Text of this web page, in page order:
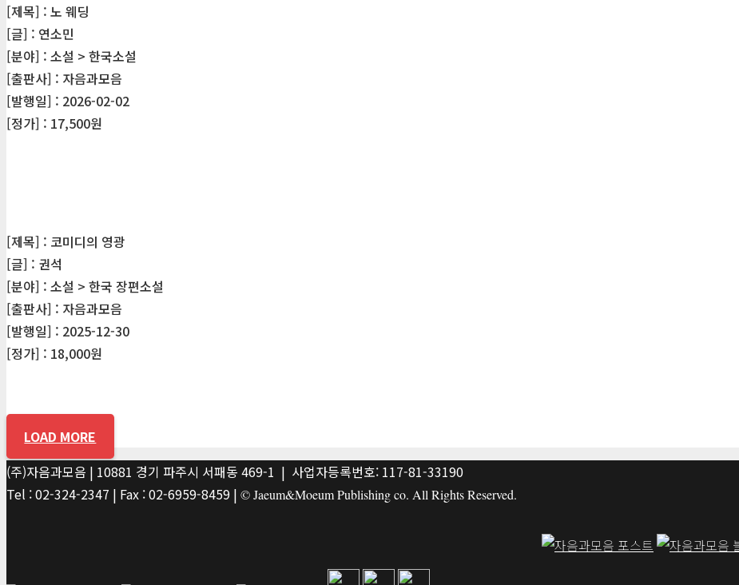
[제목] : 노 웨딩
[글] : 연소민
[분야] : 소설 > 한국소설
[출판사] : 자음과모음
[발행일] : 2026-02-02
[정가] : 17,500원
[제목] : 코미디의 영광
[글] : 권석
[분야] : 소설 > 한국 장편소설
[출판사] : 자음과모음
[발행일] : 2025-12-30
[정가] : 18,000원
LOAD MORE
(주)자음과모음 | 10881 경기 파주시 서패동 469-1 | 사업자등록번호: 117-81-33190
Tel : 02-324-2347 | Fax : 02-6959-8459 | © Jaeum&Moeum Publishing co. All Rights Reserved.